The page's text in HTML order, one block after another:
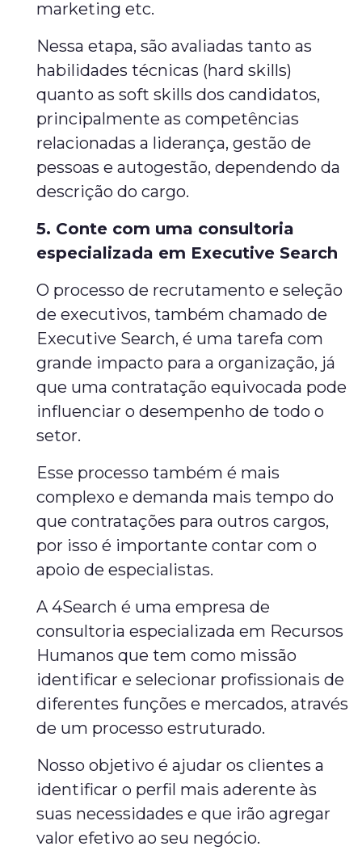
marketing etc.
Nessa etapa, são avaliadas tanto as
habilidades técnicas (hard skills)
quanto as soft skills dos candidatos,
principalmente as competências
relacionadas a liderança, gestão de
pessoas e autogestão, dependendo da
descrição do cargo.
5. Conte com uma consultoria
especializada em Executive Search
O processo de recrutamento e seleção
de executivos, também chamado de
Executive Search, é uma tarefa com
grande impacto para a organização, já
que uma contratação equivocada pode
influenciar o desempenho de todo o
setor.
Esse processo também é mais
complexo e demanda mais tempo do
que contratações para outros cargos,
por isso é importante contar com o
apoio de especialistas.
A 4Search é uma empresa de
consultoria especializada em Recursos
Humanos que tem como missão
identificar e selecionar profissionais de
diferentes funções e mercados, através
de um processo estruturado.
Nosso objetivo é ajudar os clientes a
identificar o perfil mais aderente às
suas necessidades e que irão agregar
valor efetivo ao seu negócio.